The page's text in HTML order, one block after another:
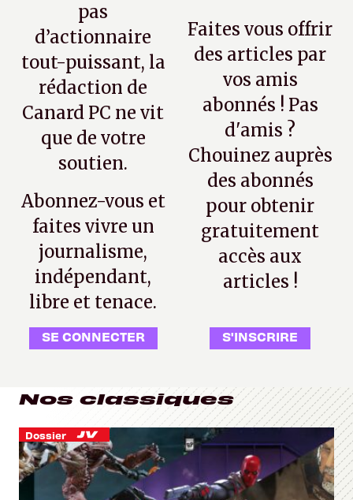
pas
d’actionnaire
tout-puissant, la
rédaction de
Canard PC ne vit
que de votre
soutien.
Abonnez-vous et
faites vivre un
journalisme,
indépendant,
libre et tenace.
SE CONNECTER
Faites vous offrir
des articles par
vos amis
abonnés ! Pas
d'amis ?
Chouinez auprès
des abonnés
pour obtenir
gratuitement
accès aux
articles !
S'INSCRIRE
Nos classiques
Dossier